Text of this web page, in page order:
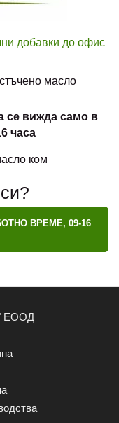
се вижда само в
часа
ВРЕМЕ, 09-16
ЕООД